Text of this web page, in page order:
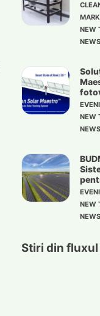
NEW
NEWS
NEW
NEWS
de
NEW
NEWS
Stiri din